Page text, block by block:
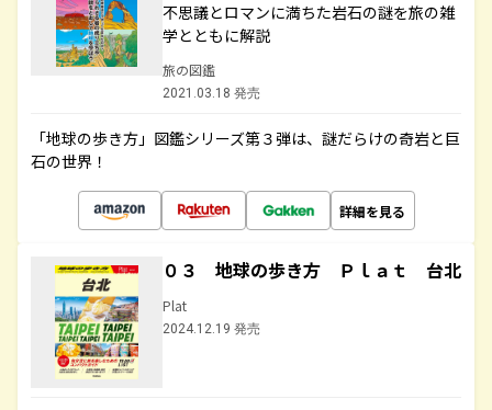
不思議とロマンに満ちた岩石の謎を旅の雑
学とともに解説
旅の図鑑
2021.03.18 発売
「地球の歩き方」図鑑シリーズ第３弾は、謎だらけの奇岩と巨
石の世界！
詳細を見る
０３ 地球の歩き方 Ｐｌａｔ 台北
Plat
2024.12.19 発売